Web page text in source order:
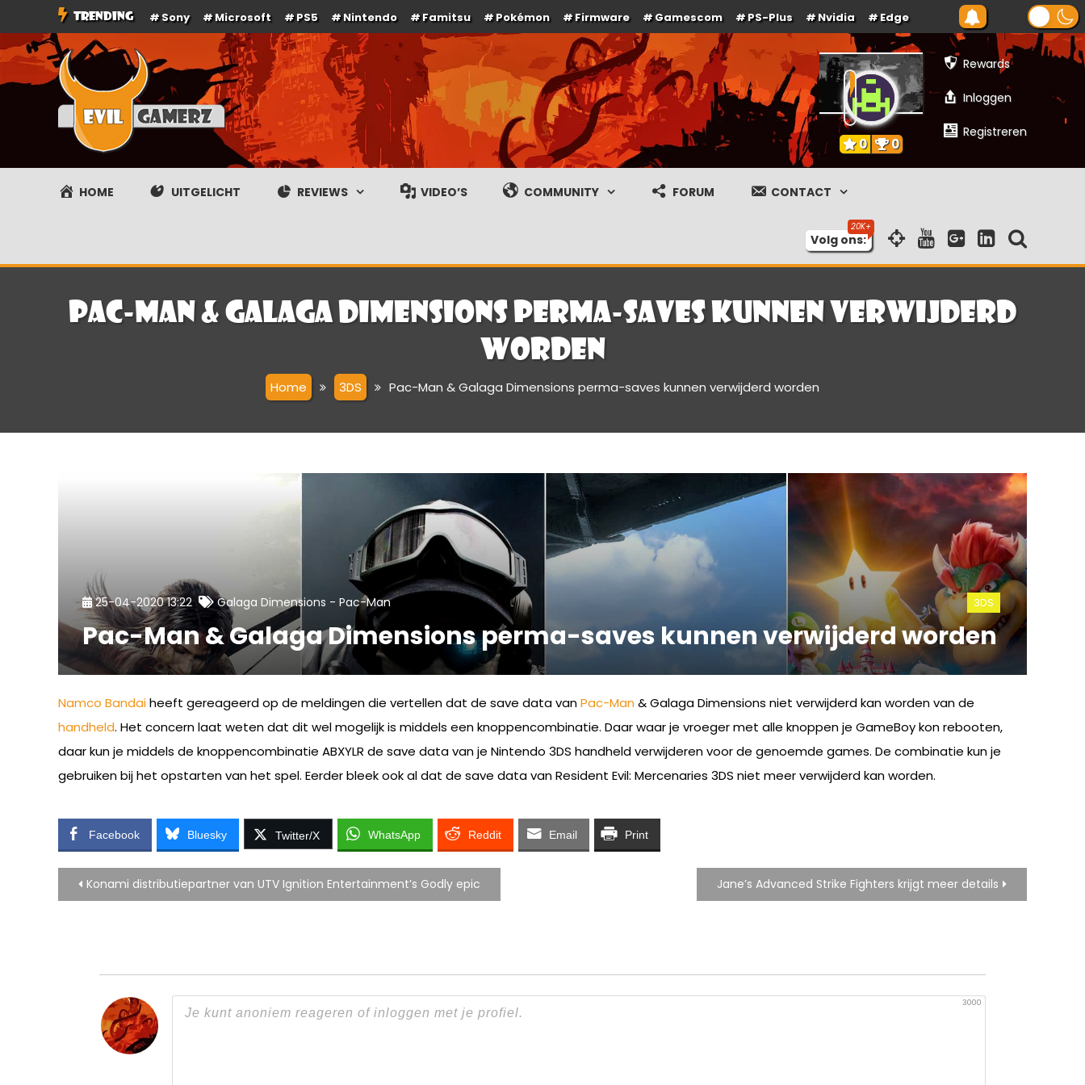
naar
de
TRENDING Sony Microsoft PS5 Nintendo Famitsu Pokémon Firmware Gamescom PS-Plus Nvidia Edge
Evilgamerz
Het meest interessante game nieuws, reviews, coverage en gameplay streams
Rewards
Inloggen
Registreren
0 0
HOME UITGELICHT REVIEWS VIDEO’S COMMUNITY FORUM CONTACT
Volg ons:
Pac-Man & Galaga Dimensions perma-saves kunnen verwijderd
worden
Home 3DS Pac-Man & Galaga Dimensions perma-saves kunnen verwijderd worden
3DS
25-04-2020 13:22 Galaga Dimensions - Pac-Man
Pac-Man & Galaga Dimensions perma-saves kunnen verwijderd worden
Namco Bandaiheeft gereageerd op de meldingen die vertellen dat de save data vanPac-Man & Galaga Dimensions niet verwijderd kan worden van de
handheld. Het concern laat weten dat dit wel mogelijk is middels een knoppencombinatie. Daar waar je vroeger met alle knoppen je GameBoy kon rebooten,
daar kun je middels de knoppencombinatie ABXYLR de save data van je Nintendo 3DS handheld verwijderen voor de genoemde games. De combinatie kun je
gebruiken bij het opstarten van het spel. Eerder bleek ook al dat de save data van Resident Evil: Mercenaries 3DS niet meer verwijderd kan worden.
Facebook Bluesky Twitter/X WhatsApp Reddit Email Print
Bericht
Konami distributiepartner van UTV Ignition Entertainment’s Godly epic Jane’s Advanced Strike Fighters krijgt meer details
3000